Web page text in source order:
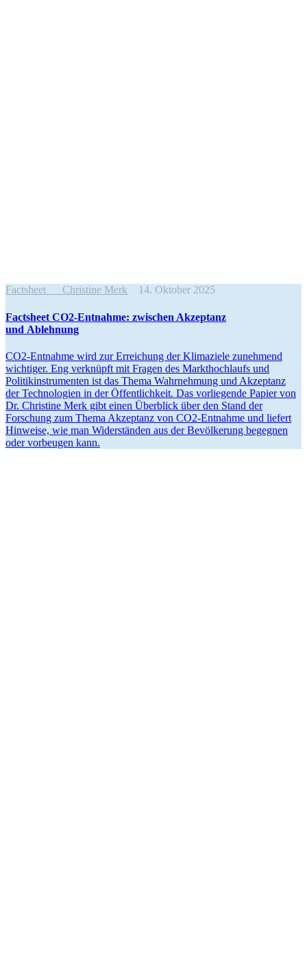
Factsheet Christine Merk 14. Oktober 2025
Factsheet CO2-Entnahme: zwischen Akzeptanz
und Ablehnung
CO2-Entnahme wird zur Errei­chung der Klima­ziele zunehmend
wichtiger. Eng verknüpft mit Fragen des Markt­hoch­laufs und
Politik­in­stru­menten ist das Thema Wahrnehmung und Akzeptanz
der Techno­logien in der Öffent­lichkeit. Das vorlie­gende Papier von
Dr. Christine Merk gibt einen Überblick über den Stand der
Forschung zum Thema Akzeptanz von CO2-Entnahme und liefert
Hinweise, wie man Wider­ständen aus der Bevöl­kerung begegnen
oder vorbeugen kann.